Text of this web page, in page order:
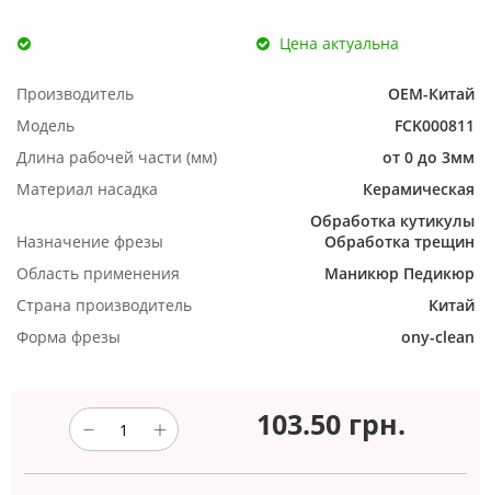
Цена актуальна
Производитель
ОЕМ-Китай
Модель
FCK000811
Длина рабочей части (мм)
от 0 до 3мм
Материал насадка
Керамическая
Назначение фрезы
Обработка кутикулы
Обработка трещин
Область применения
Маникюр Педикюр
Страна производитель
Китай
Форма фрезы
ony-clean
103.50 грн.